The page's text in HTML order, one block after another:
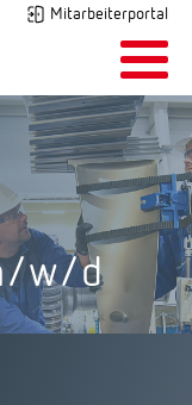
Mitarbeiterportal
w/d